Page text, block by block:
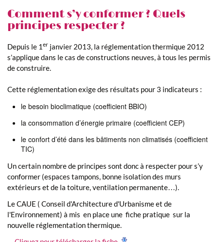
Comment s’y conformer ? Quels
principes respecter ?
Depuis le 1 er janvier 2013, la réglementation thermique 2012
s’applique dans le cas de constructions neuves, à tous les permis
de construire.
Cette réglementation exige des résultats pour 3 indicateurs :
le besoin bioclimatique (coefficient BBIO)
la consommation d’énergie primaire (coefficient CEP)
le confort d’été dans les bâtiments non climatisés (coefficient
TIC)
Un certain nombre de principes sont donc à respecter pour s’y
conformer (espaces tampons, bonne isolation des murs
extérieurs et de la toiture, ventilation permanente…).
Le CAUE ( Conseil d'Architecture d'Urbanisme et de
l'Environnement) à mis en place une fiche pratique sur la
nouvelle réglementation thermique.